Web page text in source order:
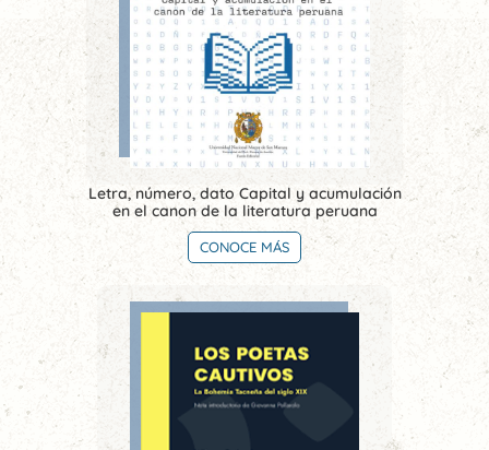
Letra, número, dato Capital y acumulación
en el canon de la literatura peruana
CONOCE MÁS